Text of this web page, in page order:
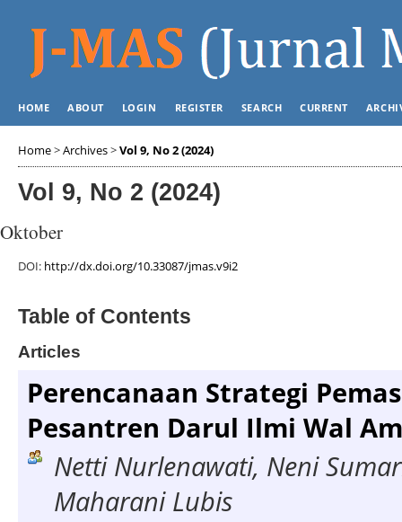
HOME ABOUT LOGIN REGISTER SEARCH CURRENT
Home>Archives>Vol 9, No 2 (2024)
Vol 9, No 2 (2024)
Oktober
DOI: http://dx.doi.org/10.33087/jmas.v9i2
Table of Contents
Articles
Perencanaan Strategi
Pesantren Darul Ilmi Wal
Netti Nurlenawati, Neni
Maharani Lubis